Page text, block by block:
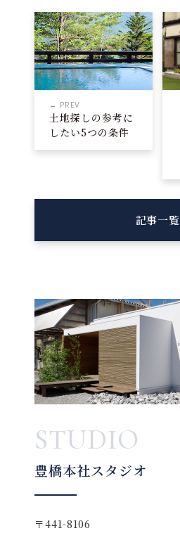
← PREV
土地探しの参考に
したい5つの条件
記事一覧
STUDIO
豊橋本社スタジオ
〒441-8106